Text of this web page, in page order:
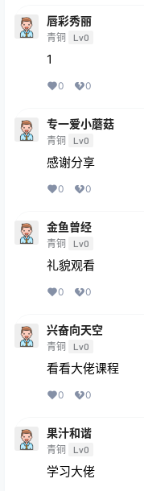
唇彩秀丽
青铜 Lv0
1
0 0
专一爱小蘑菇
青铜 Lv0
感谢分享
0 0
金鱼曾经
青铜 Lv0
礼貌观看
0 0
兴奋向天空
青铜 Lv0
看看大佬课程
0 0
果汁和谐
青铜 Lv0
学习大佬